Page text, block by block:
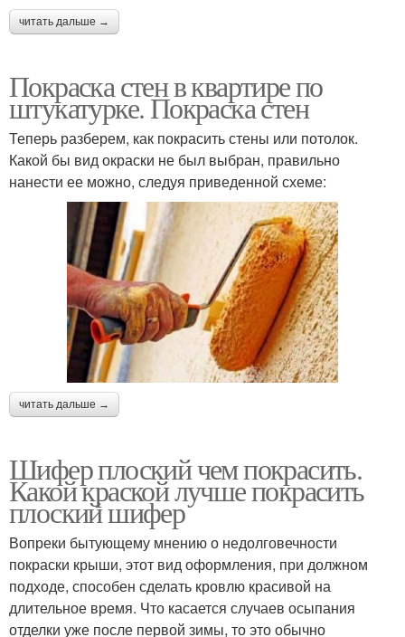
читать дальше →
Покраска стен в квартире по
штукатурке. Покраска стен
Теперь разберем, как покрасить стены или потолок.
Какой бы вид окраски не был выбран, правильно
нанести ее можно, следуя приведенной схеме:
читать дальше →
Шифер плоский чем покрасить.
Какой краской лучше покрасить
плоский шифер
Вопреки бытующему мнению о недолговечности
покраски крыши, этот вид оформления, при должном
подходе, способен сделать кровлю красивой на
длительное время. Что касается случаев осыпания
отделки уже после первой зимы, то это обычно